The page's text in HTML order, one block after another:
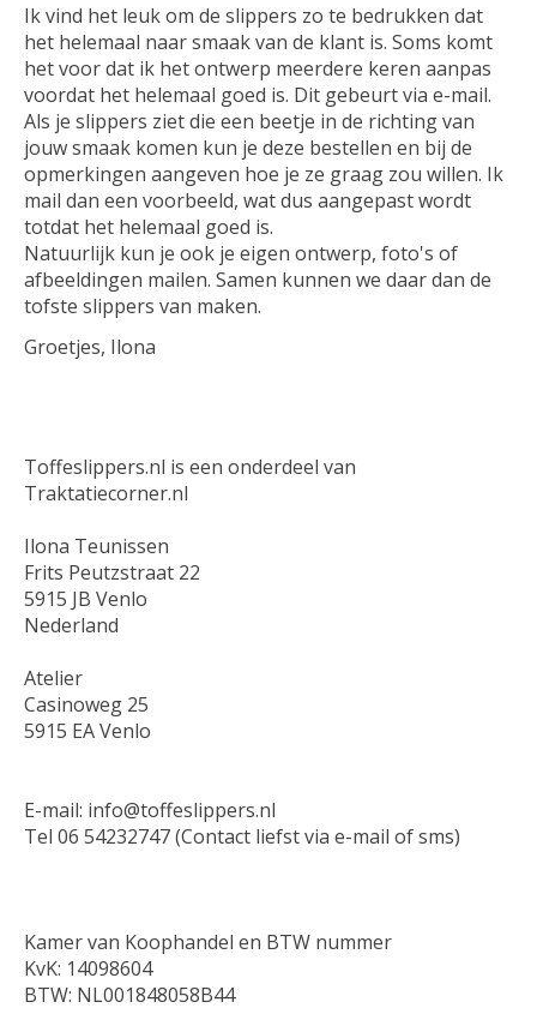
Ik vind het leuk om de slippers zo te bedrukken dat
het helemaal naar smaak van de klant is. Soms komt
het voor dat ik het ontwerp meerdere keren aanpas
voordat het helemaal goed is. Dit gebeurt via e-mail.
Als je slippers ziet die een beetje in de richting van
jouw smaak komen kun je deze bestellen en bij de
opmerkingen aangeven hoe je ze graag zou willen. Ik
mail dan een voorbeeld, wat dus aangepast wordt
totdat het helemaal goed is.
Natuurlijk kun je ook je eigen ontwerp, foto's of
afbeeldingen mailen. Samen kunnen we daar dan de
tofste slippers van maken.
Groetjes, Ilona
Toffeslippers.nl is een onderdeel van
Traktatiecorner.nl
Ilona Teunissen
Frits Peutzstraat 22
5915 JB Venlo
Nederland
Atelier
Casinoweg 25
5915 EA Venlo
E-mail: info@toffeslippers.nl
Tel 06 54232747 (Contact liefst via e-mail of sms)
Kamer van Koophandel en BTW nummer
KvK: 14098604
BTW: NL001848058B44